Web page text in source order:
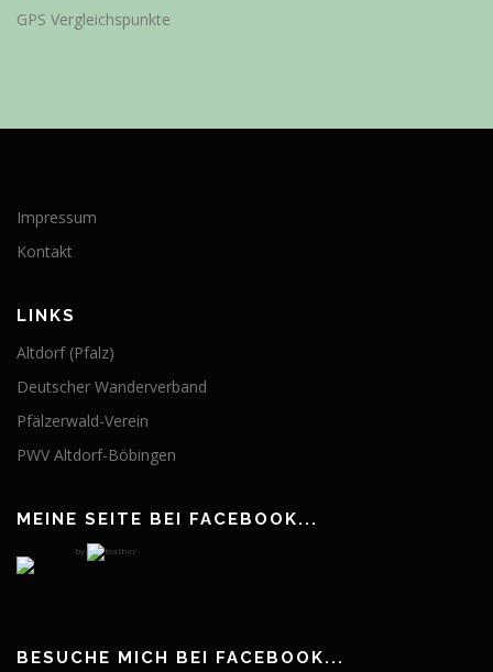
GPS Vergleichspunkte
Impressum
Kontakt
LINKS
Altdorf (Pfalz)
Deutscher Wanderverband
Pfälzerwald-Verein
PWV Altdorf-Böbingen
MEINE SEITE BEI FACEBOOK...
by
BESUCHE MICH BEI FACEBOOK...